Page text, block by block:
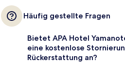
Häufig gestellte Fragen
Bietet APA Hotel
eine kostenlose
Rückerstattung an?